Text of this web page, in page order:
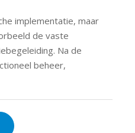
implementatie, maar
de vaste
Na de
beheer,